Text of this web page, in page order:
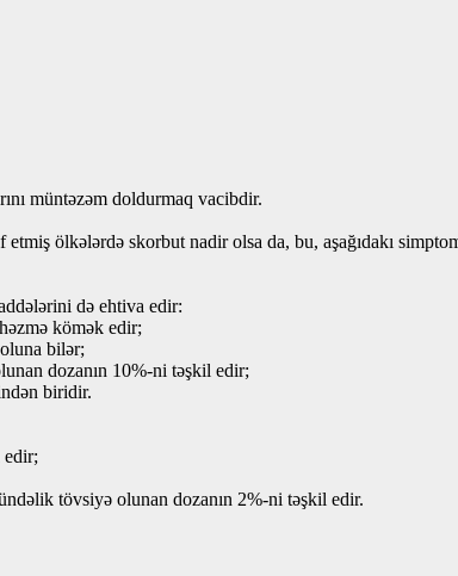
müntəzəm doldurmaq vacibdir.
ölkələrdə skorbut nadir olsa da, bu, aşağıdakı
də ehtiva edir:
kömək edir;
bilər;
dozanın 10%-ni təşkil edir;
biridir.
tövsiyə olunan dozanın 2%-ni təşkil edir.